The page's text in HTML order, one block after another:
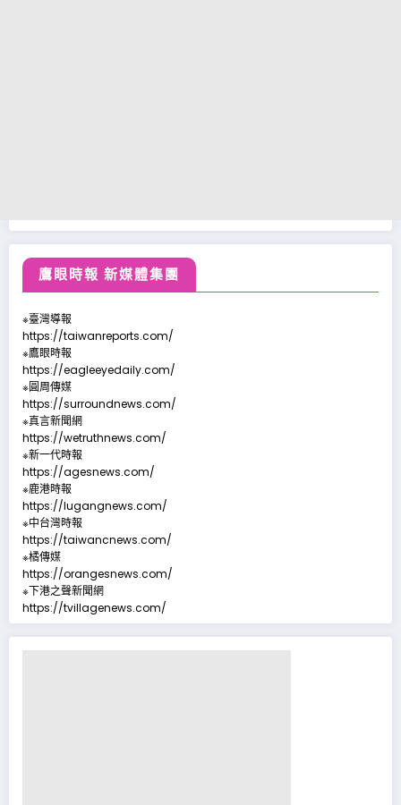
鷹眼時報 新媒體集團
※臺灣導報
https://taiwanreports.com/
※鷹眼時報
https://eagleeyedaily.com/
※圓周傳媒
https://surroundnews.com/
※真言新聞網
https://wetruthnews.com/
※新一代時報
https://agesnews.com/
※鹿港時報
https://lugangnews.com/
※中台灣時報
https://taiwancnews.com/
※橘傳媒
https://orangesnews.com/
※下港之聲新聞網
https://tvillagenews.com/